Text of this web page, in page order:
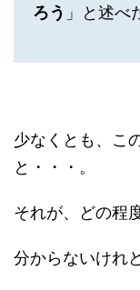
ろう 」と述べ
少なくとも、こ
と・・・。
それが、どの程
分からないけれ